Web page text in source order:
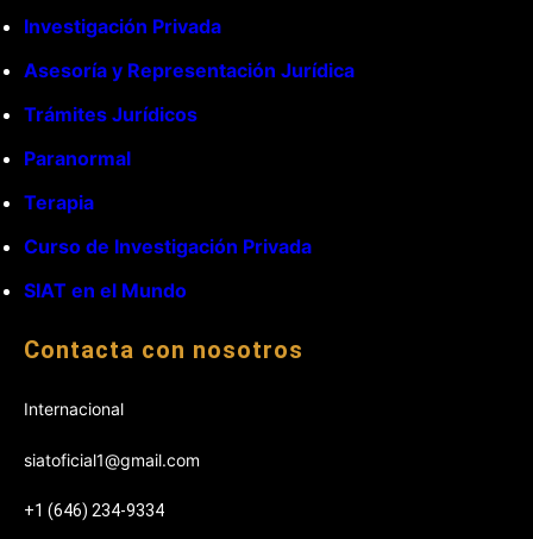
Investigación Privada
Asesoría y Representación Jurídica
Trámites Jurídicos
Paranormal
Terapia
Curso de Investigación Privada
SIAT en el Mundo
Contacta con nosotros
Internacional
siatoficial1@gmail.com
+1 (646) 234-9334